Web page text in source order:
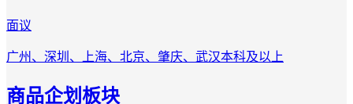
面议
广州、深圳、上海、北京、肇庆、武汉本科及以上
商品企划板块